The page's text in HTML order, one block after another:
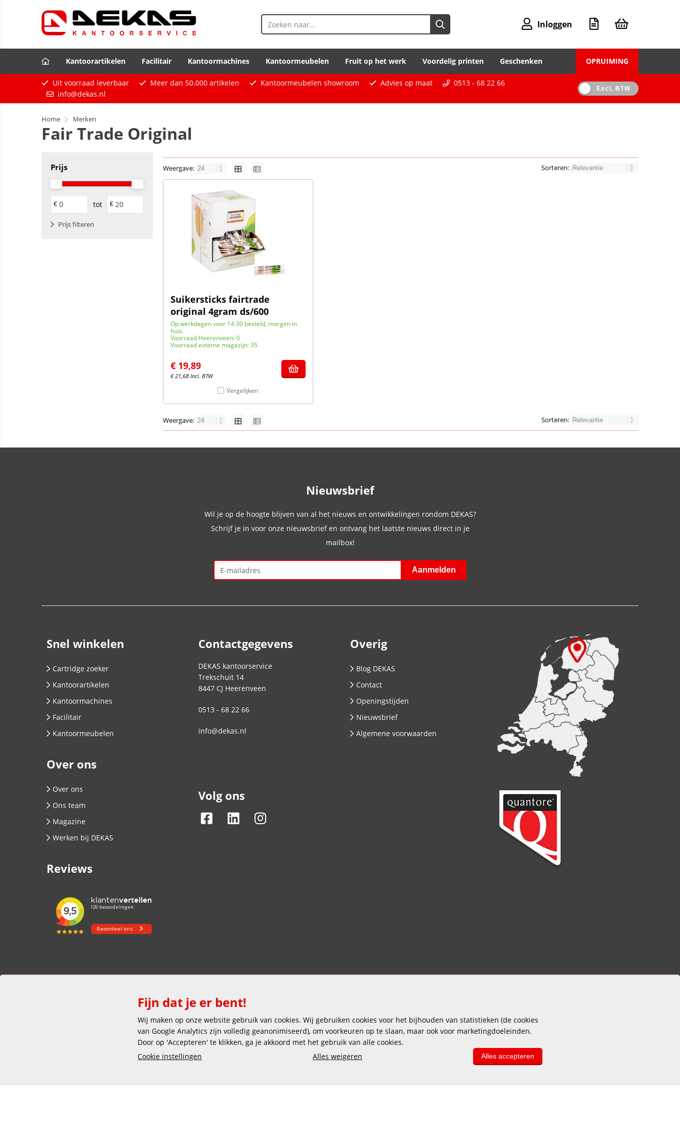
Inloggen
Kantoorartikelen Facilitair Kantoormachines Kantoormeubelen Fruit op het werk Voordelig printen Geschenken OPRUIMING
Uit voorraad leverbaar Meer dan 50.000 artikelen Kantoormeubelen showroom Advies op maat
0513 - 68 22 66
info@dekas.nl
Excl. BTW
Home Merken
Fair Trade Original
Prijs
€ tot €
Prijs filteren
Weergave: Sorteren:
Suikersticks fairtrade
original 4gram ds/600
Op werkdagen voor 14:30 besteld, morgen in
huis.
Voorraad Heerenveen: 0
Voorraad externe magazijn: 35
€ 19,89
€21,68 Incl. BTW
Vergelijken
Weergave: Sorteren:
Nieuwsbrief
Wil je op de hoogte blijven van al het nieuws en ontwikkelingen rondom DEKAS?
Schrijf je in voor onze nieuwsbrief en ontvang het laatste nieuws direct in je
mailbox!
Snel winkelen
Cartridge zoeker
Kantoorartikelen
Kantoormachines
Facilitair
Kantoormeubelen
Over ons
Over ons
Ons team
Magazine
Werken bij DEKAS
Reviews
Contactgegevens
DEKAS kantoorservice
Trekschuit 14
8447 CJ Heerenveen
0513 - 68 22 66
info@dekas.nl
Volg ons
Overig
Blog DEKAS
Contact
Openingstijden
Nieuwsbrief
Algemene voorwaarden
Veilig en gemakkelijk betalen
Fijn dat je er bent!
Wij maken op onze website gebruik van cookies. Wij gebruiken cookies voor het bijhouden van statistieken (de cookies
van Google Analytics zijn volledig geanonimiseerd), om voorkeuren op te slaan, maar ook voor marketingdoeleinden.
Door op 'Accepteren' te klikken, ga je akkoord met het gebruik van alle cookies.
Cookie instellingen
Alles weigeren Alles accepteren